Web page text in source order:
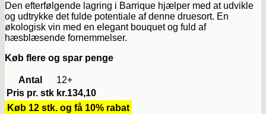
Den efterfølgende lagring i Barrique hjælper med at udvikle
og udtrykke det fulde potentiale af denne druesort. En
økologisk vin med en elegant bouquet og fuld af
hæsblæsende fornemmelser.
Køb flere og spar penge
Antal
12+
Pris pr. stk kr.134,10
Køb 12 stk. og få 10% rabat